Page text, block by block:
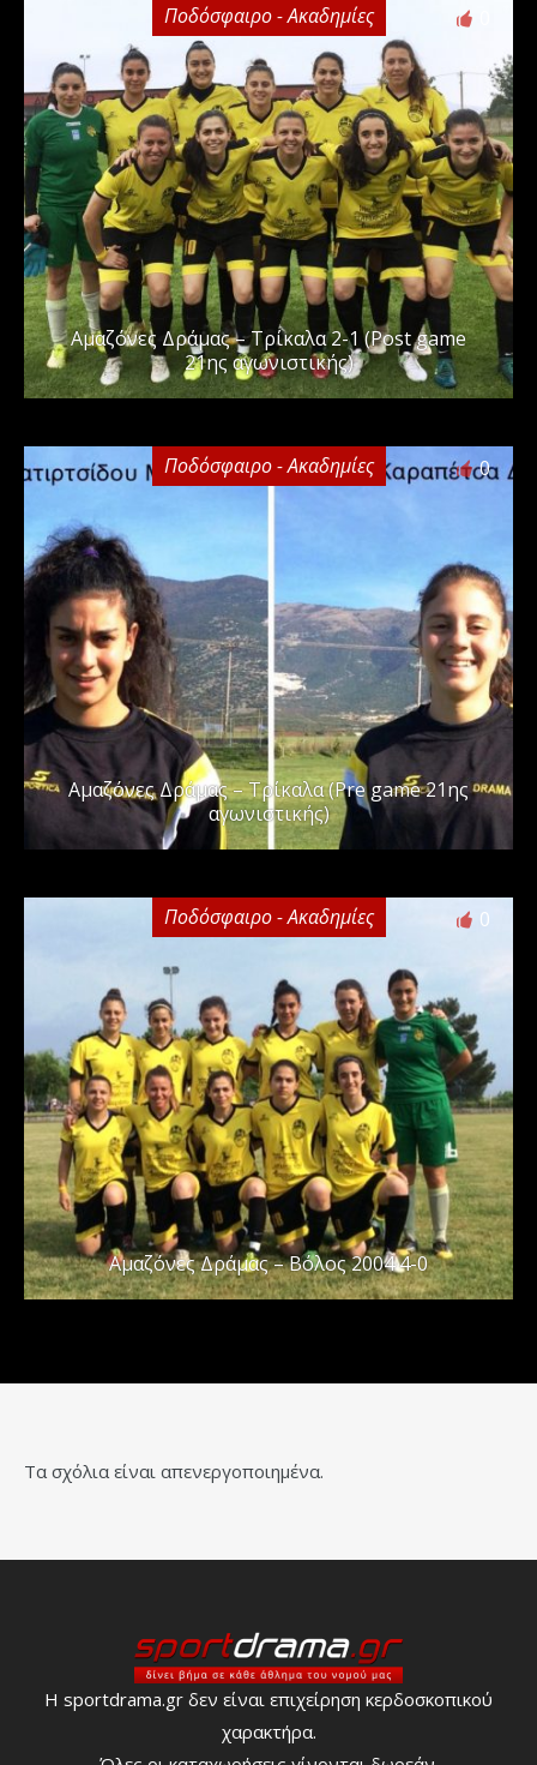
Ποδόσφαιρο - Ακαδημίες
Αμαζόνες Δράμας – Τρίκαλα 2-1 (Post game
21ης αγωνιστικής)
Ποδόσφαιρο - Ακαδημίες 0
Αμαζόνες Δράμας – Τρίκαλα (Pre game 21ης
αγωνιστικής)
Ποδόσφαιρο - Ακαδημίες 0
Αμαζόνες Δράμας – Βόλος 2004 4-0
Τα σχόλια είναι απενεργοποιημένα.
Η sportdrama.gr δεν είναι επιχείρηση κερδοσκοπικού
χαρακτήρα.